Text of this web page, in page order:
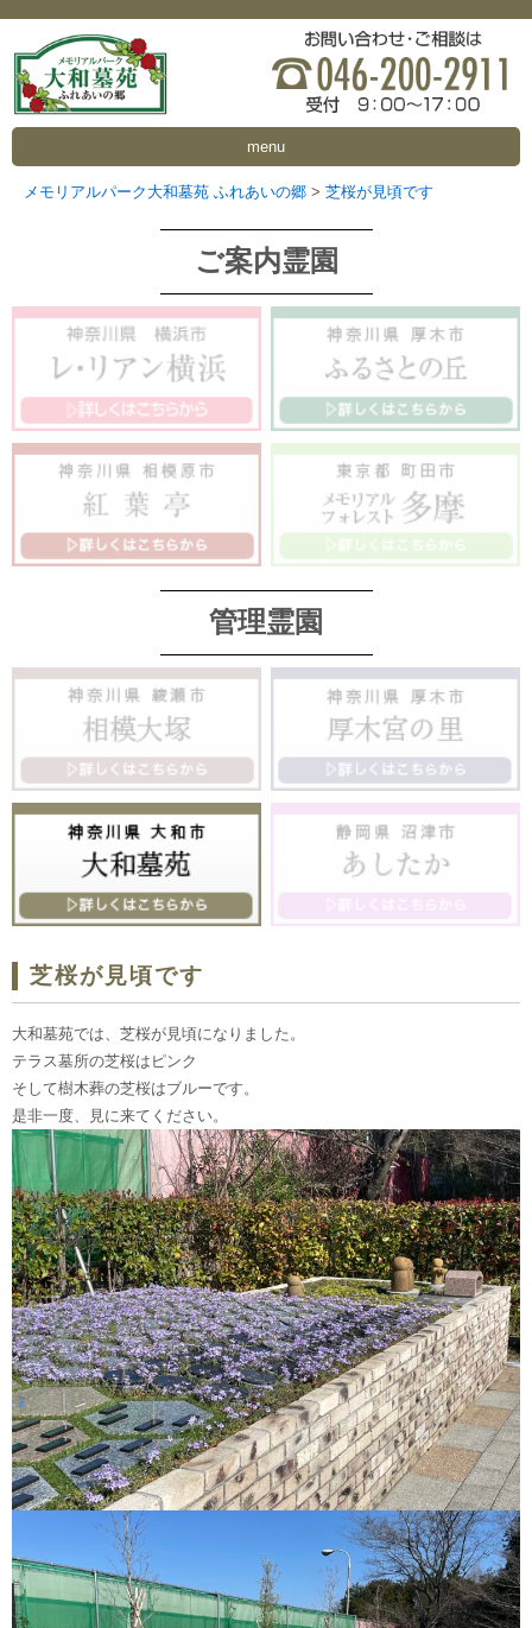
menu
メモリアルパーク大和墓苑 ふれあいの郷 > 芝桜が見頃です
ご案内霊園
管理霊園
芝桜が見頃です
大和墓苑では、芝桜が見頃になりました。
テラス墓所の芝桜はピンク
そして樹木葬の芝桜はブルーです。
是非一度、見に来てください。